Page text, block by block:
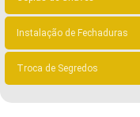
Instalação de Fechaduras
Troca de Segredos